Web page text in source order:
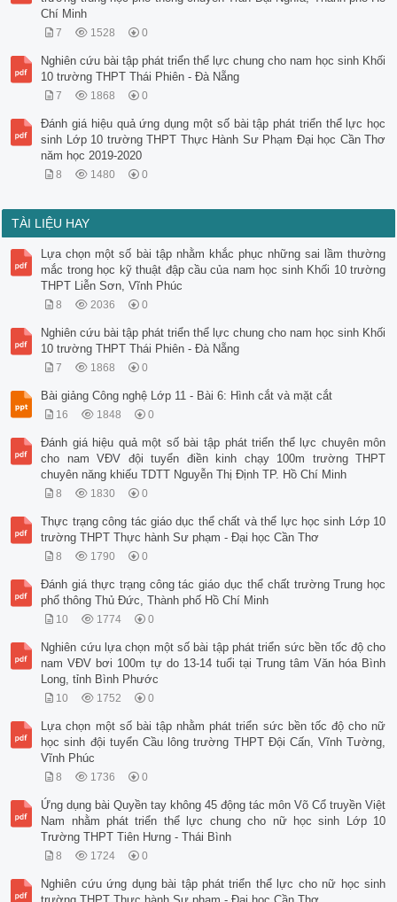
Chí Minh
7 1528 0
Nghiên cứu bài tập phát triển thể lực chung cho nam học sinh Khối
10 trường THPT Thái Phiên - Đà Nẵng
7 1868 0
Đánh giá hiệu quả ứng dụng một số bài tập phát triển thể lực học
sinh Lớp 10 trường THPT Thực Hành Sư Phạm Đại học Cần Thơ
năm học 2019-2020
8 1480 0
TÀI LIỆU HAY
Lựa chọn một số bài tập nhằm khắc phục những sai lầm thường
mắc trong học kỹ thuật đập cầu của nam học sinh Khối 10 trường
THPT Liễn Sơn, Vĩnh Phúc
8 2036 0
Nghiên cứu bài tập phát triển thể lực chung cho nam học sinh Khối
10 trường THPT Thái Phiên - Đà Nẵng
7 1868 0
Bài giảng Công nghệ Lớp 11 - Bài 6: Hình cắt và mặt cắt
16 1848 0
Đánh giá hiệu quả một số bài tập phát triển thể lực chuyên môn
cho nam VĐV đội tuyển điền kinh chạy 100m trường THPT
chuyên năng khiếu TDTT Nguyễn Thị Định TP. Hồ Chí Minh
8 1830 0
Thực trạng công tác giáo dục thể chất và thể lực học sinh Lớp 10
trường THPT Thực hành Sư phạm - Đại học Cần Thơ
8 1790 0
Đánh giá thực trạng công tác giáo dục thể chất trường Trung học
phổ thông Thủ Đức, Thành phố Hồ Chí Minh
10 1774 0
Nghiên cứu lựa chọn một số bài tập phát triển sức bền tốc độ cho
nam VĐV bơi 100m tự do 13-14 tuổi tại Trung tâm Văn hóa Bình
Long, tỉnh Bình Phước
10 1752 0
Lựa chọn một số bài tập nhằm phát triển sức bền tốc độ cho nữ
học sinh đội tuyển Cầu lông trường THPT Đội Cấn, Vĩnh Tường,
Vĩnh Phúc
8 1736 0
Ứng dụng bài Quyền tay không 45 động tác môn Võ Cổ truyền Việt
Nam nhằm phát triển thể lực chung cho nữ học sinh Lớp 10
Trường THPT Tiên Hưng - Thái Bình
8 1724 0
Nghiên cứu ứng dụng bài tập phát triển thể lực cho nữ học sinh